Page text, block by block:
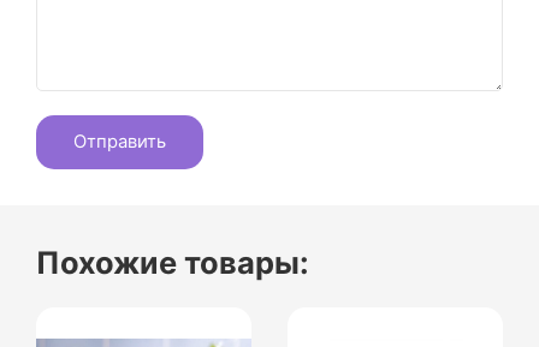
Похожие товары: